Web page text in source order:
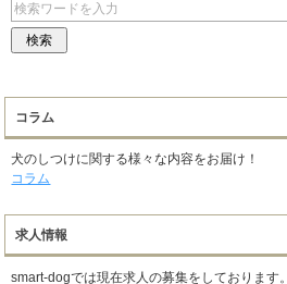
コラム
犬のしつけに関する様々な内容をお届け！
コラム
求人情報
smart-dogでは現在求人の募集をしております。